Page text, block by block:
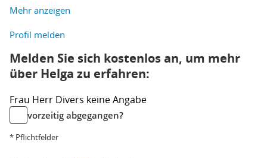
Mehr anzeigen
Profil melden
Melden Sie sich kostenlos an, um mehr
über Helga zu erfahren:
Frau Herr Divers keine Angabe
vorzeitig abgegangen?
* Pflichtfelder